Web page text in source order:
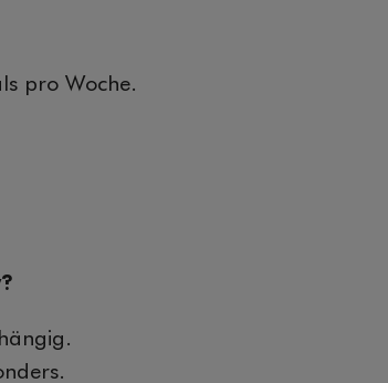
pro Woche.